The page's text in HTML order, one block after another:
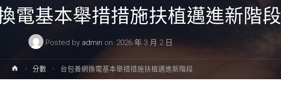
電基本舉措措施扶植邁進新階段
Posted by admin on 2026 年 3 月 2 日
Home分數 台包養網換電基本舉措措施扶植邁進新階段